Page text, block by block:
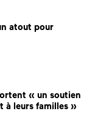
atout pour
« un soutien
à leurs familles »